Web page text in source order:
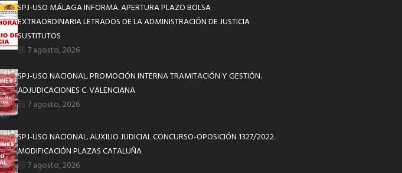
SPJ-USO MÁLAGA INFORMA. APERTURA PLAZO BOLSA
EXTRAORDINARIA LETRADOS DE LA ADMINISTRACIÓN DE JUSTICIA
SUSTITUTOS
7 agosto, 2026
SPJ-USO NACIONAL. PROMOCIÓN INTERNA TRAMITACIÓN Y GESTIÓN.
ADJUDICACIONES C. VALENCIANA
7 agosto, 2026
SPJ-USO NACIONAL. AUXILIO JUDICIAL CONCURSO-OPOSICIÓN 1327/2022.
MODIFICACIÓN PLAZAS CATALUÑA
7 agosto, 2026